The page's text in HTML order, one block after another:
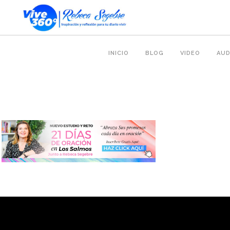
INICIO BLOG VIDEO